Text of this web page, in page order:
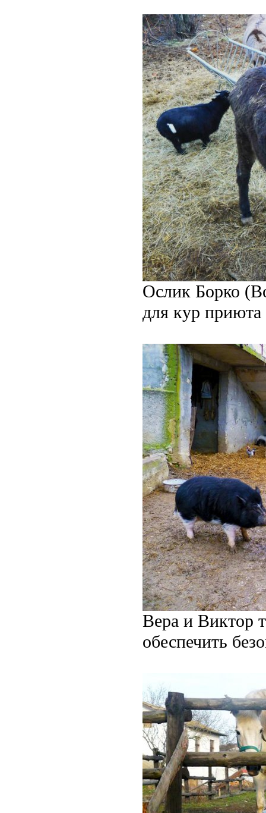
Ослик Борко
для кур приюта
Вера и Виктор
обеспечить